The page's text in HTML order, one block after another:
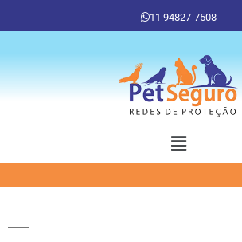
11 94827-7508